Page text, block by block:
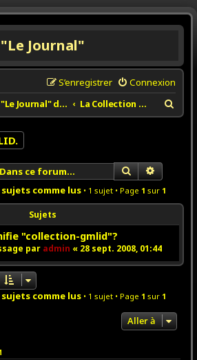
"Le Journal"
Connexion
S’enregistrer
"Le Journal" de la Collection GMLID. La Collection GMLID.
e
c
h
r
Rechercher
comme lus• 1 sujet • Page 1 sur 1
Sujets
"collection-gmlid"?
par admin « 28 sept. 2008, 01:44
comme lus• 1 sujet • Page 1 sur 1
Aller à